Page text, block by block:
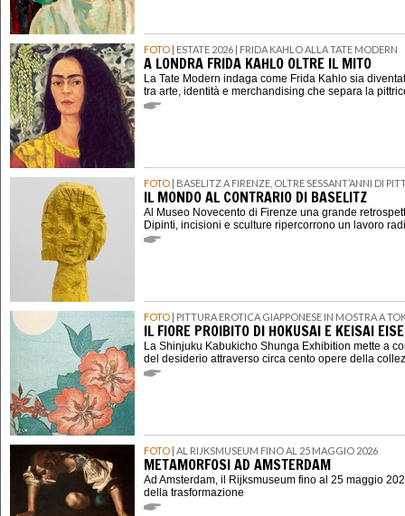
FOTO | ESTATE 2026 | FRIDA KAHLO ALLA TATE MODERN
A LONDRA FRIDA KAHLO OLTRE IL MITO
La Tate Modern indaga come Frida Kahlo sia
tra arte, identità e merchandising che separa la
FOTO | BASELITZ A FIRENZE, OLTRE SESSANT’ANNI DI
IL MONDO AL CONTRARIO DI BASELITZ
Al Museo Novecento di Firenze una grande
Dipinti, incisioni e sculture ripercorrono un lavoro
FOTO | PITTURA EROTICA GIAPPONESE IN MOSTRA A
IL FIORE PROIBITO DI HOKUSAI E KEISAI
La Shinjuku Kabukicho Shunga Exhibition mette a
del desiderio attraverso circa cento opere della
FOTO | AL RIJKSMUSEUM FINO AL 25 MAGGIO 2026
METAMORFOSI AD AMSTERDAM
Ad Amsterdam, il Rijksmuseum fino al 25 maggio
della trasformazione